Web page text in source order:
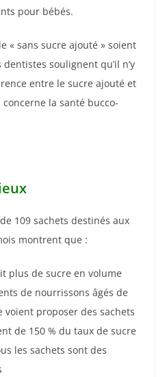
pour bébés.
« sans sucre ajouté » soient
soulignent qu’il n’y
entre le sucre ajouté et
la santé bucco-
109 sachets destinés aux
montrent que :
plus de sucre en volume
de nourrissons âgés de
proposer des sachets
de 150 % du taux de sucre
les sachets sont des